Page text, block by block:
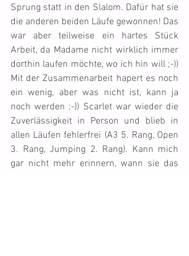
Sprung statt in den Slalom. Dafür hat sie
die anderen beiden Läufe gewonnen! Das
war aber teilweise ein hartes Stück
Arbeit, da Madame nicht wirklich immer
dorthin laufen möchte, wo ich hin will ;-))
Mit der Zusammenarbeit hapert es noch
ein wenig, aber was nicht ist, kann ja
noch werden ;-)) Scarlet war wieder die
Zuverlässigkeit in Person und blieb in
allen Läufen fehlerfrei (A3 5. Rang, Open
3. Rang, Jumping 2. Rang). Kann mich
gar nicht mehr erinnern, wann sie das